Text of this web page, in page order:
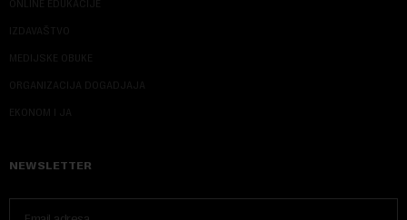
ONLINE EDUKACIJE
IZDAVAŠTVO
MEDIJSKE OBUKE
ORGANIZACIJA DOGADJAJA
EKONOM I JA
NEWSLETTER